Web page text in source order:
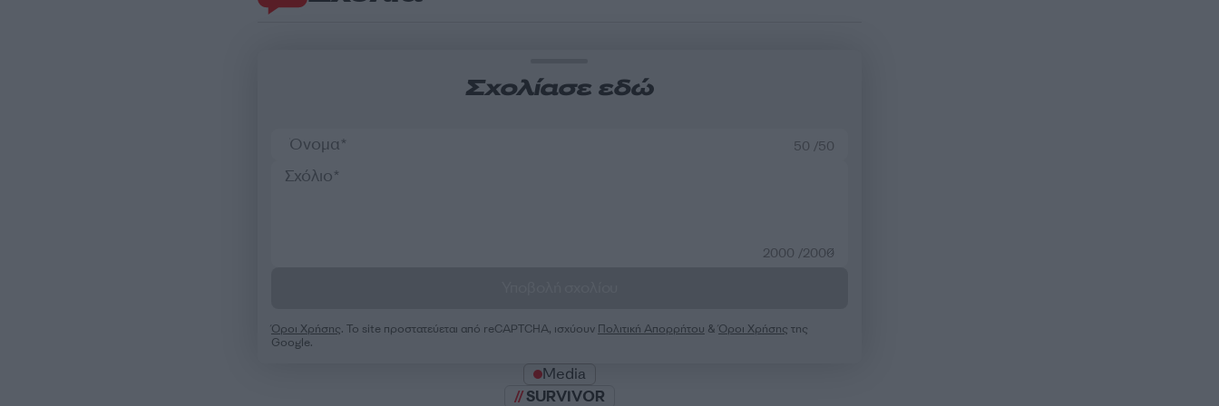
Σχολίασε εδώ
50 /50
2000 /2000
Όροι Χρήσης. Το site προστατεύεται από reCAPTCHA, ισχύουν Πολιτική Απορρήτου &Όροι Χρήσης της
Google.
Media
SURVIVOR